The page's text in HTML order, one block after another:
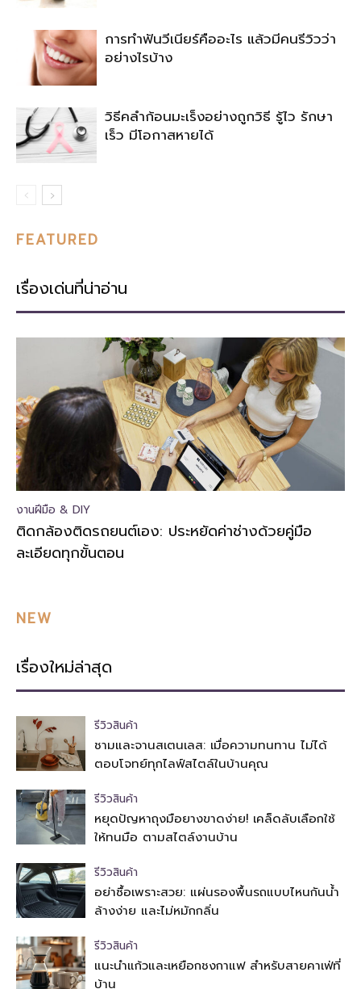
การทำฟันวีเนียร์คืออะไร แล้วมีคนรีวิวว่า
อย่างไรบ้าง
วิธีคลำก้อนมะเร็งอย่างถูกวิธี รู้ไว รักษา
เร็ว มีโอกาสหายได้
FEATURED
เรื่องเด่นที่น่าอ่าน
งานฝีมือ & DIY
ติดกล้องติดรถยนต์เอง: ประหยัดค่าช่างด้วยคู่มือ
ละเอียดทุกขั้นตอน
NEW
เรื่องใหม่ล่าสุด
รีวิวสินค้า
ชามและจานสเตนเลส: เมื่อความทนทาน ไม่ได้
ตอบโจทย์ทุกไลฟ์สไตล์ในบ้านคุณ
รีวิวสินค้า
หยุดปัญหาถุงมือยางขาดง่าย! เคล็ดลับเลือกใช้
ให้ทนมือ ตามสไตล์งานบ้าน
รีวิวสินค้า
อย่าซื้อเพราะสวย: แผ่นรองพื้นรถแบบไหนกันน้ำ
ล้างง่าย และไม่หมักกลิ่น
รีวิวสินค้า
แนะนำแก้วและเหยือกชงกาแฟ สำหรับสายคาเฟ่ที่
บ้าน